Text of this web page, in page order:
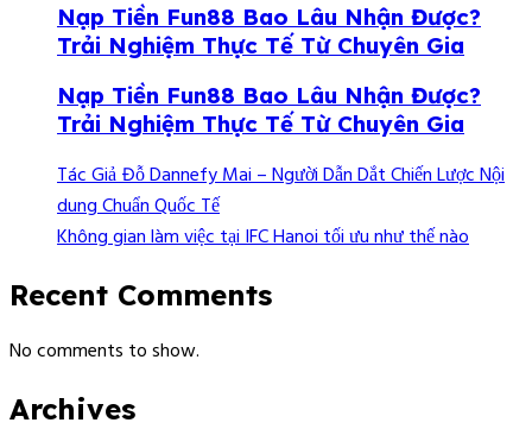
Nạp Tiền Fun88 Bao Lâu Nhận Được?
Trải Nghiệm Thực Tế Từ Chuyên Gia
Nạp Tiền Fun88 Bao Lâu Nhận Được?
Trải Nghiệm Thực Tế Từ Chuyên Gia
Tác Giả Đỗ Dannefy Mai – Người Dẫn Dắt Chiến Lược Nội
dung Chuẩn Quốc Tế
Không gian làm việc tại IFC Hanoi tối ưu như thế nào
Recent Comments
No comments to show.
Archives